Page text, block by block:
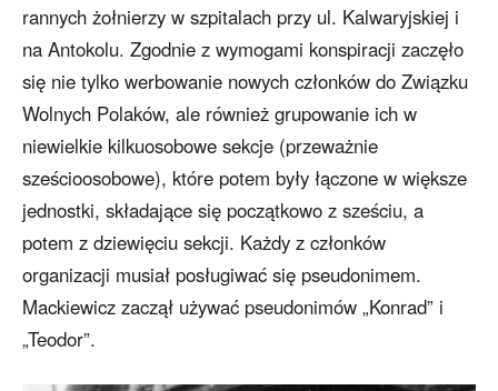
rannych żołnierzy w szpitalach przy ul. Kalwaryjskiej i
na Antokolu. Zgodnie z wymogami konspiracji zaczęło
się nie tylko werbowanie nowych członków do Związku
Wolnych Polaków, ale również grupowanie ich w
niewielkie kilkuosobowe sekcje (przeważnie
sześcioosobowe), które potem były łączone w większe
jednostki, składające się początkowo z sześciu, a
potem z dziewięciu sekcji. Każdy z członków
organizacji musiał posługiwać się pseudonimem.
Mackiewicz zaczął używać pseudonimów „Konrad” i
„Teodor”.